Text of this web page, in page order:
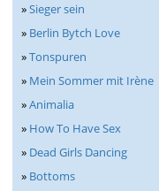
»Sieger sein
» Berlin Bytch Love
»Tonspuren
» Mein Sommer mit Irène
»Animalia
» How To Have Sex
» Dead Girls Dancing
» Bottoms